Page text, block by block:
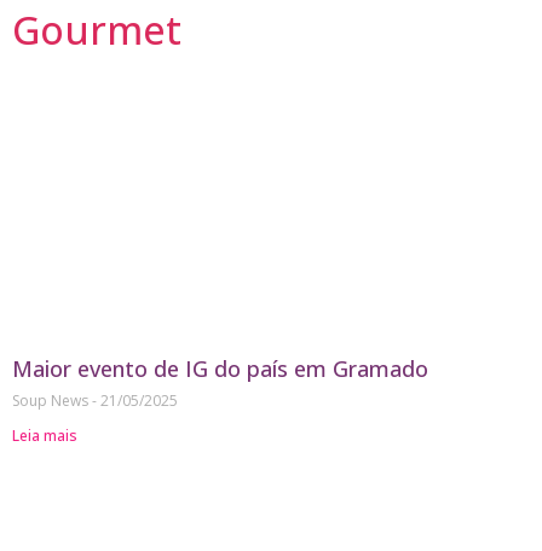
Gourmet
Maior evento de IG do país em Gramado
Soup News 21/05/2025
Leia mais